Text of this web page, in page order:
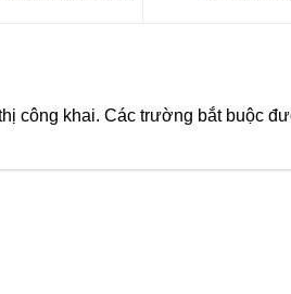
công khai. Các trường bắt buộc